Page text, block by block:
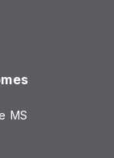
MS